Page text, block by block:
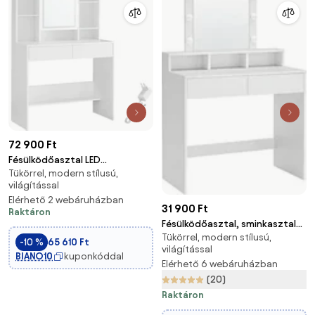
72 900 Ft
Fésülködőasztal LED
világítással, fehér
Tükörrel, modern stílusú,
világítással
Elérhető 2 webáruházban
Raktáron
-10 % 65 610 Ft
BIANO10
kuponkóddal
31 900 Ft
Fésülködőasztal, sminkasztal
tükörrel fiókokkal, fehér
80x40x145cm
Tükörrel, modern stílusú,
világítással
Elérhető 6 webáruházban
(20)
Raktáron